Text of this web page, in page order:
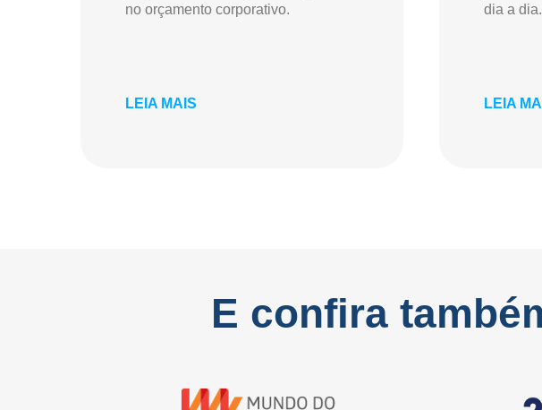
no orçamento corporativo.
LEIA MAIS
dia a dia.
LEIA
E confira